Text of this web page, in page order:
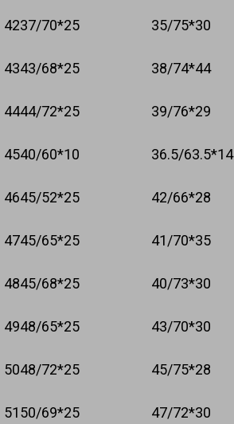
4237/70*25 35/75*30
4343/68*25 38/74*44
4444/72*25 39/76*29
4540/60*10 36.5/63.5*14
4645/52*25 42/66*28
4745/65*25 41/70*35
4845/68*25 40/73*30
4948/65*25 43/70*30
5048/72*25 45/75*28
5150/69*25 47/72*30